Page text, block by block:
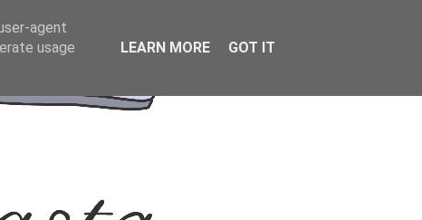
agent
usage
LEARN MORE GOT IT